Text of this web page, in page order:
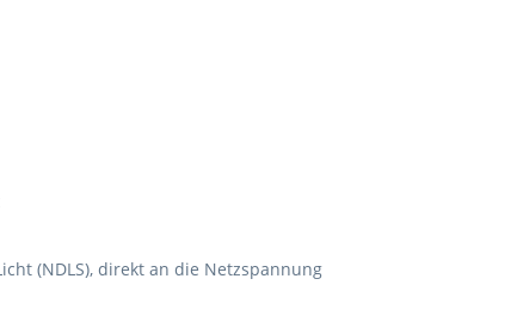
(NDLS), direkt an die Netzspannung